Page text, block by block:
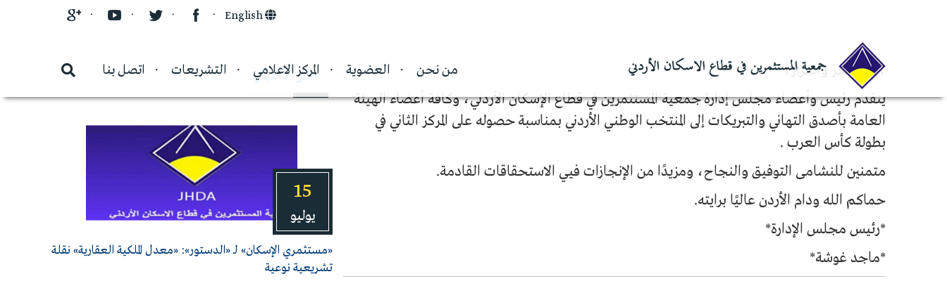
من نحن العضوية المركز الاعلامي التشريعات اتصل بنا
،بكل فخر واعتزاز،
يتقدم رئيس وأعضاء مجلس إدارة جمعية المستثمرين في قطاع الإسكان الأردني، وكافة أعضاء الهيئة
العامة بأصدق التهاني والتبريكات إلى المنتخب الوطني الأردني بمناسبة حصوله على المركز الثاني في
بطولة كأس العرب .
متمنين للنشامى التوفيق والنجاح، ومزيدًا من الإنجازات فيي الاستحقاقات القادمة.
حماكم الله ودام الأردن عاليًا برايته.
*رئيس مجلس الإدارة*
*ماجد غوشة*
آخر الأخبار
15
يوليو
«مستثمري الإسكان» لـ «الدستور»: «معدل الملكية العقارية» نقلة
تشريعية نوعية